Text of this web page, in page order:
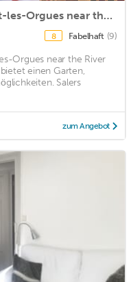
Peaceful Holiday Home in Bort-les-Orgues near the River
8 Fabelhaft (9)
Orgues near the River
einen Garten,
Salers
zum Angebot